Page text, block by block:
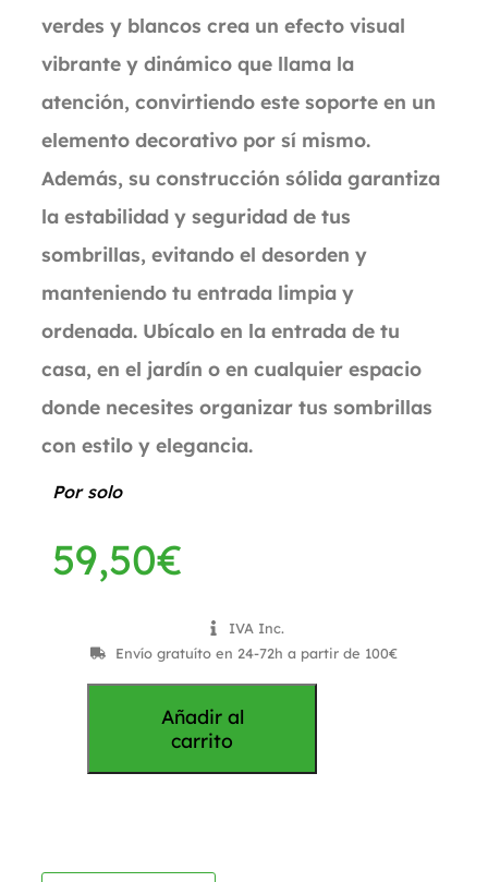
verdes y blancos crea un efecto visual
vibrante y dinámico que llama la
atención, convirtiendo este soporte en un
elemento decorativo por sí mismo.
Además, su construcción sólida garantiza
la estabilidad y seguridad de tus
sombrillas, evitando el desorden y
manteniendo tu entrada limpia y
ordenada. Ubícalo en la entrada de tu
casa, en el jardín o en cualquier espacio
donde necesites organizar tus sombrillas
con estilo y elegancia.
Por solo
59,50€
IVA Inc.
Envío gratuíto en 24-72h a partir de 100€
Añadir al
carrito